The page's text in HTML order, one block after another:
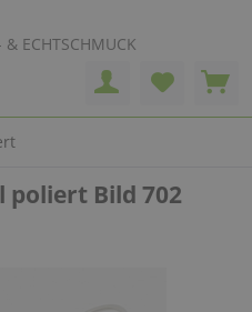
ECHTSCHMUCK
poliert Bild 702